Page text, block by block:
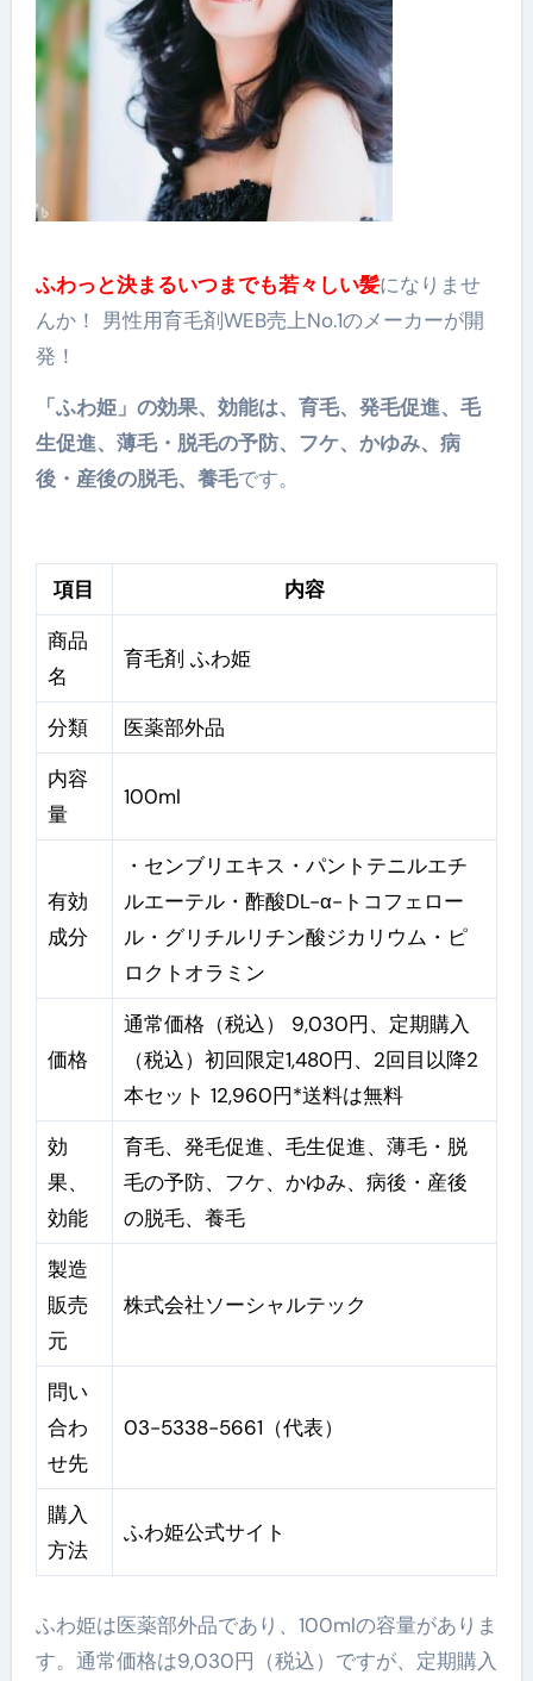
ふわっと決まるいつまでも若々しい髪になりませ
んか！ 男性用育毛剤WEB売上No.1のメーカーが開
発！
「ふわ姫」の効果、効能は、育⽑、発⽑促進、⽑
⽣促進、薄⽑・脱⽑の予防、フケ、かゆみ、病
後・産後の脱⽑、養⽑です。
項目
内容
商品
名
育毛剤 ふわ姫
分類
医薬部外品
内容
量
100ml
有効
成分
・センブリエキス・パントテニルエチ
ルエーテル・酢酸DL-α-トコフェロー
ル・グリチルリチン酸ジカリウム・ピ
ロクトオラミン
価格
通常価格（税込） 9,030円、定期購入
（税込）初回限定1,480円、2回目以降2
本セット 12,960円*送料は無料
効
果、
効能
育⽑、発⽑促進、⽑⽣促進、薄⽑・脱
⽑の予防、フケ、かゆみ、病後・産後
の脱⽑、養⽑
製造
販売
元
株式会社ソーシャルテック
問い
合わ
せ先
03-5338-5661（代表）
購入
方法
ふわ姫公式サイト
ふわ姫は医薬部外品であり、100mlの容量がありま
す。通常価格は9,030円（税込）ですが、定期購入